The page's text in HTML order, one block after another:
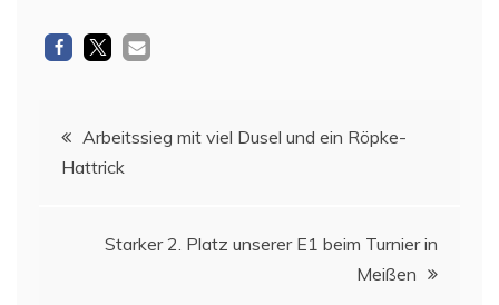
Beitragsnavigation
Arbeitssieg mit viel Dusel und ein Röpke-
Hattrick
Starker 2. Platz unserer E1 beim Turnier in
Meißen